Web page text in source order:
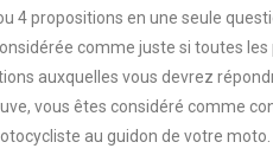
ou 4 propositions en une seule
comme juste si toutes
auxquelles vous devrez
vous êtes considéré comme
au guidon de votre moto.